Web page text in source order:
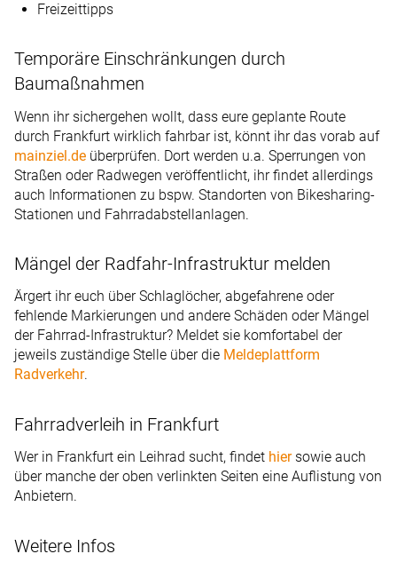
Freizeittipps
Temporäre Einschränkungen durch
Baumaßnahmen
Wenn ihr sichergehen wollt, dass eure geplante Route
durch Frankfurt wirklich fahrbar ist, könnt ihr das vorab auf
mainziel.de überprüfen. Dort werden u.a. Sperrungen von
Straßen oder Radwegen veröffentlicht, ihr findet allerdings
auch Informationen zu bspw. Standorten von Bikesharing-
Stationen und Fahrradabstellanlagen.
Mängel der Radfahr-Infrastruktur melden
Ärgert ihr euch über Schlaglöcher, abgefahrene oder
fehlende Markierungen und andere Schäden oder Mängel
der Fahrrad-Infrastruktur? Meldet sie komfortabel der
jeweils zuständige Stelle über die Meldeplattform
Radverkehr.
Fahrradverleih in Frankfurt
Wer in Frankfurt ein Leihrad sucht, findet hiersowie auch
über manche der oben verlinkten Seiten eine Auflistung von
Anbietern.
Weitere Infos